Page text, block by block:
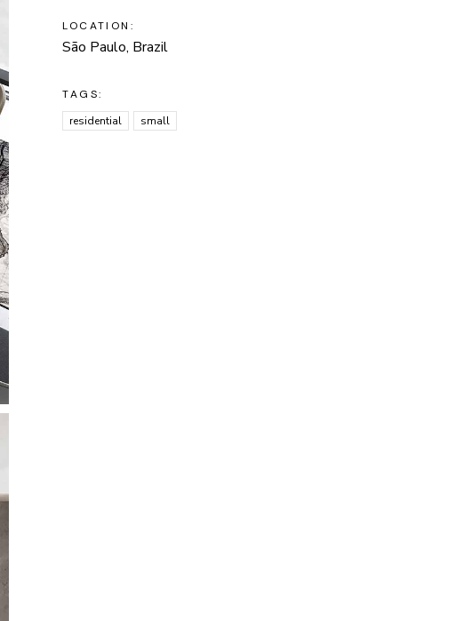
LOCATION:
São Paulo, Brazil
TAGS:
residential
small